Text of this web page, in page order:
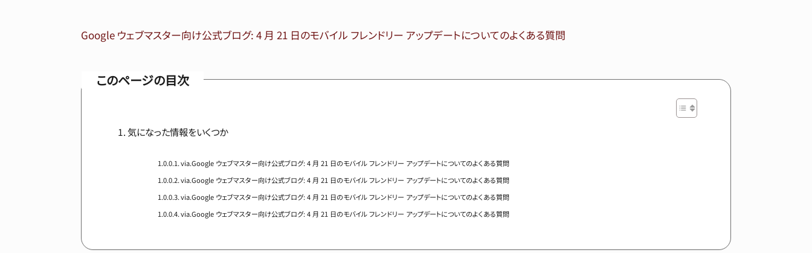
Google ウェブマスター向け公式ブログ: 4 月 21 日のモバイル フレンドリー アップデートについてのよくある質問
このページの目次
気になった情報をいくつか
via.Google ウェブマスター向け公式ブログ: 4 月 21 日のモバイル フレンドリー アップデートについてのよくある質問
via.Google ウェブマスター向け公式ブログ: 4 月 21 日のモバイル フレンドリー アップデートについてのよくある質問
via.Google ウェブマスター向け公式ブログ: 4 月 21 日のモバイル フレンドリー アップデートについてのよくある質問
via.Google ウェブマスター向け公式ブログ: 4 月 21 日のモバイル フレンドリー アップデートについてのよくある質問